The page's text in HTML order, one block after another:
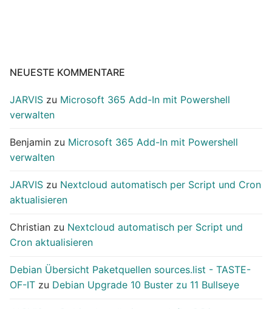
NEUESTE KOMMENTARE
JARVIS zu Microsoft 365 Add-In mit Powershell
verwalten
Benjamin zu Microsoft 365 Add-In mit Powershell
verwalten
JARVIS zu Nextcloud automatisch per Script und Cron
aktualisieren
Christian zu Nextcloud automatisch per Script und
Cron aktualisieren
Debian Übersicht Paketquellen sources.list - TASTE-
OF-IT zu Debian Upgrade 10 Buster zu 11 Bullseye